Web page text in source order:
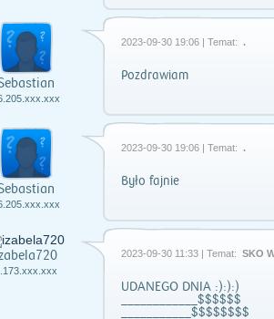
2023-09-30 19:06 | Temat: .
Pozdrawiam
2023-09-30 19:06 | Temat: .
Było fajnie
2023-09-30 11:33 | Temat: SKO
UDANEGO DNIA :):):)
____________$$$$$$
___________$$$$$$$$